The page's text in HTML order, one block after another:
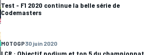
Test - F1 2020 continue la belle série de
Codemasters
MOTOGP30 juin 2020
LCR : Objectif podium et top 5 du championnat